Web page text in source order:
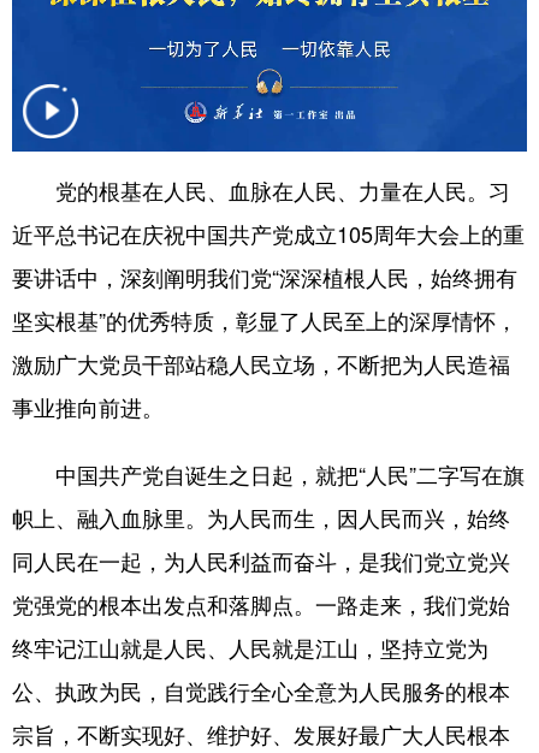
党的根基在人民、血脉在人民、力量在人民。习
近平总书记在庆祝中国共产党成立105周年大会上的重
要讲话中，深刻阐明我们党“深深植根人民，始终拥有
坚实根基”的优秀特质，彰显了人民至上的深厚情怀，
激励广大党员干部站稳人民立场，不断把为人民造福
事业推向前进。
中国共产党自诞生之日起，就把“人民”二字写在旗
帜上、融入血脉里。为人民而生，因人民而兴，始终
同人民在一起，为人民利益而奋斗，是我们党立党兴
党强党的根本出发点和落脚点。一路走来，我们党始
终牢记江山就是人民、人民就是江山，坚持立党为
公、执政为民，自觉践行全心全意为人民服务的根本
宗旨，不断实现好、维护好、发展好最广大人民根本